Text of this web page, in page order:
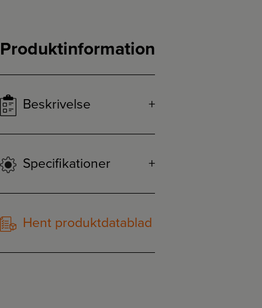
Produktinformation
Beskrivelse
Specifikationer
Hent produktdatablad